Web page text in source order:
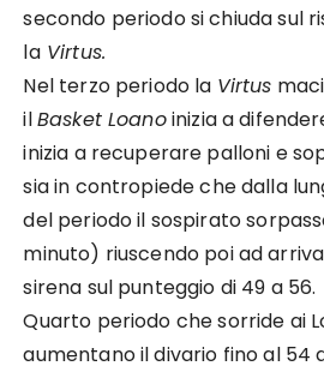
secondo periodosi chiudasul
laVirtus.
Nel terzo periodo la Virtus
ilBasket Loanoinizia a
inizia a recuperare palloni e
siain contropiedeche dalla
del periodo il sospirato
minuto) riuscendo poi ad
sirena sul punteggio di 49 a 56.
Quarto periodo chesorride ai
aumentanoil divario fino al 54